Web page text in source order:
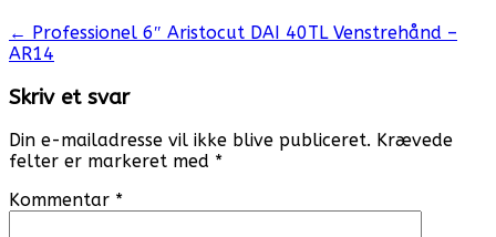
Post
navigation
← Professionel 6″ Aristocut DAI 40TL Venstrehånd –
AR14
Skriv et svar
Din e-mailadresse vil ikke blive publiceret. Krævede
felter er markeret med *
Kommentar *